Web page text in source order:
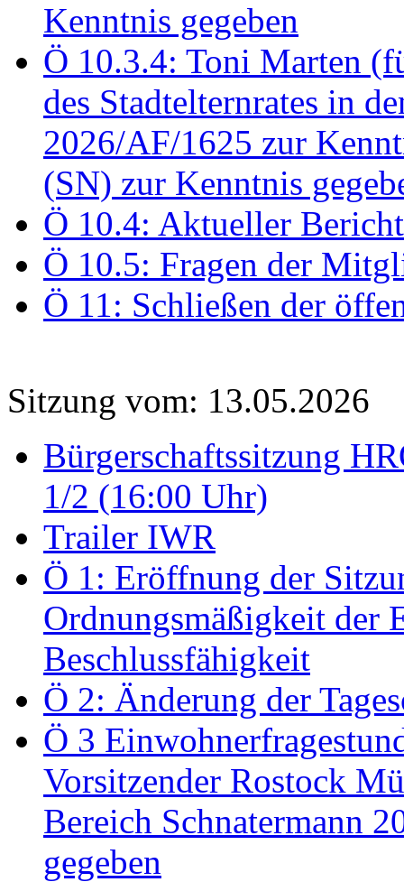
Kenntnis gegeben
Ö 10.3.4: Toni Marten
des Stadtelternrates in
2026/AF/1625 zur
(SN) zur Kenntnis
Ö 10.4: Aktueller
Ö 10.5: Fragen der
Ö 11: Schließen der
Sitzung vom: 13.05.2026
Bürgerschaftssitzung
1/2 (16:00 Uhr)
Trailer IWR
Ö 1: Eröffnung der
Ordnungsmäßigkeit der
Beschlussfähigkeit
Ö 2: Änderung der
Ö 3
Vorsitzender Rostock
Bereich Schnatermann
gegeben